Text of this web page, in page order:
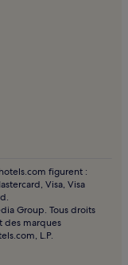
figurent :
Visa, Visa
Group. Tous droits
des marques
L.P.